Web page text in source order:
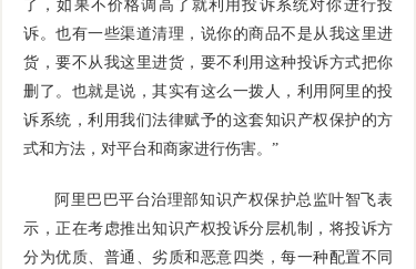
了，如果不价格调高了就利用投诉系统对你进行投
诉。也有一些渠道清理，说你的商品不是从我这里进
货，要不从我这里进货，要不利用这种投诉方式把你
删了。也就是说，其实有这么一拨人，利用阿里的投
诉系统，利用我们法律赋予的这套知识产权保护的方
式和方法，对平台和商家进行伤害。”
阿里巴巴平台治理部知识产权保护总监叶智飞表
示，正在考虑推出知识产权投诉分层机制，将投诉方
分为优质、普通、劣质和恶意四类，每一种配置不同